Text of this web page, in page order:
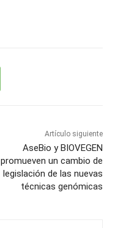
Artículo siguiente
AseBio y BIOVEGEN
promueven un cambio de
legislación de las nuevas
técnicas genómicas